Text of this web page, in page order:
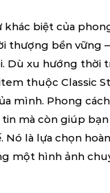
biệt của
thượng bền vững
Dù xu hướng thời
thuộc Classic
mình. Phong
mà còn giúp
Nó là lựa chọn
một hình ảnh